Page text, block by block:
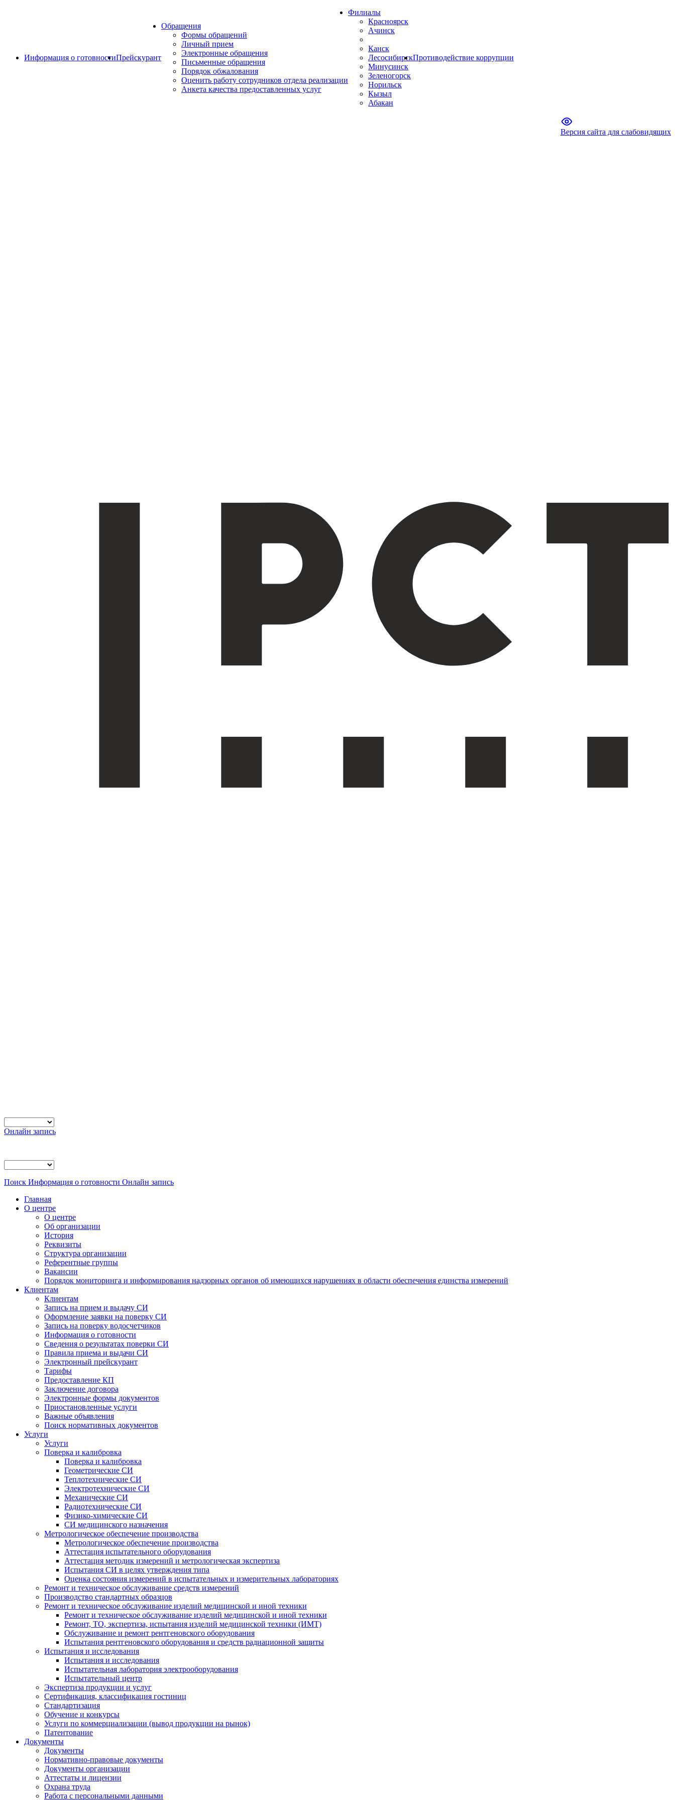
Информация о готовностиПрейскурант
Обращения
Формы обращений
Личный прием
Электронные обращения
Письменные обращения
Порядок обжалования
Оценить работу сотрудников отдела реализации
Анкета качества предоставленных услуг
Филиалы
Красноярск
Ачинск
Канск
Лесосибирск
Минусинск
Зеленогорск
Норильск
Кызыл
Абакан
Противодействие коррупции
Версия сайта для слабовидящих
Онлайн запись
Поиск Информация о готовности Онлайн запись
Главная
О центре
О центре
Об организации
История
Реквизиты
Структура организации
Референтные группы
Вакансии
Порядок мониторинга и информирования надзорных органов об имеющихся нарушениях в области обеспечения единства измерений
Клиентам
Клиентам
Запись на прием и выдачу СИ
Оформление заявки на поверку СИ
Запись на поверку водосчетчиков
Информация о готовности
Сведения о результатах поверки СИ
Правила приема и выдачи СИ
Электронный прейскурант
Тарифы
Предоставление КП
Заключение договора
Электронные формы документов
Приостановленные услуги
Важные объявления
Поиск нормативных документов
Услуги
Услуги
Поверка и калибровка
Поверка и калибровка
Геометрические СИ
Теплотехнические СИ
Электротехнические СИ
Механические СИ
Радиотехнические СИ
Физико-химические СИ
СИ медицинского назначения
Метрологическое обеспечение производства
Метрологическое обеспечение производства
Аттестация испытательного оборудования
Аттестация методик измерений и метрологическая экспертиза
Испытания СИ в целях утверждения типа
Оценка состояния измерений в испытательных и измерительных лабораториях
Ремонт и техническое обслуживание средств измерений
Производство стандартных образцов
Ремонт и техническое обслуживание изделий медицинской и иной техники
Ремонт и техническое обслуживание изделий медицинской и иной техники
Ремонт, ТО, экспертиза, испытания изделий медицинской техники (ИМТ)
Обслуживание и ремонт рентгеновского оборудования
Испытания рентгеновского оборудования и средств радиационной защиты
Испытания и исследования
Испытания и исследования
Испытательная лаборатория электрооборудования
Испытательный центр
Экспертиза продукции и услуг
Сертификация, классификация гостиниц
Стандартизация
Обучение и конкурсы
Услуги по коммерциализации (вывод продукции на рынок)
Патентование
Документы
Документы
Нормативно-правовые документы
Документы организации
Аттестаты и лицензии
Охрана труда
Работа с персональными данными